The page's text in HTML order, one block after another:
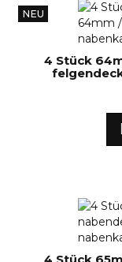
NEU
4 Stück